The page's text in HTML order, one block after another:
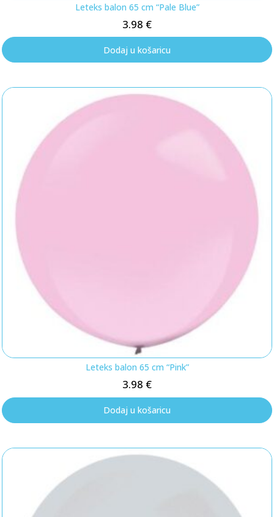
Leteks balon 65 cm “Pale Blue”
3.98 €
Dodaj u košaricu
Leteks balon 65 cm “Pink”
3.98 €
Dodaj u košaricu